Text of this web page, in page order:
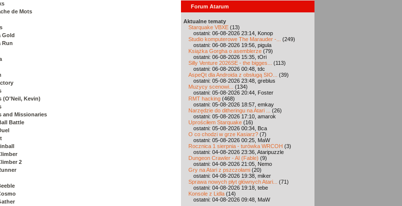
de Mots
Gold
Run
(O'Neil, Kevin)
and Missionaries
Battle
2
Forum Atarum
Aktualne tematy
Starquake VBXE (13)
ostatni: 06-08-2026 23:14, Konop
Studio komputerowe The Marauder -...
(249)
ostatni: 06-08-2026 19:56, pigula
Książka Gorgha o asemblerze (79)
ostatni: 06-08-2026 15:35, tOri
Silly Venture 2026SE - the bigges...
(113)
ostatni: 06-08-2026 00:48, tdc
AspeQt dla Androida z obsługą SIO...
(39)
ostatni: 05-08-2026 23:48, greblus
Muzycy scenowi...
(134)
ostatni: 05-08-2026 20:44, Foster
RMT hacking (468)
ostatni: 05-08-2026 18:57, emkay
Narzędzie do ditheringu na Atari ...
(26)
ostatni: 05-08-2026 17:10, amarok
Uprościłem Starquake (16)
ostatni: 05-08-2026 00:34, Bca
O co chodzi w grze Kasiarz? (7)
ostatni: 05-08-2026 00:25, MaW
Rocznica 1 sierpnia - turówka WRCOH (3)
ostatni: 04-08-2026 23:36, Ataripuzzle
Dungeon Crawler - AI (Fable) (9)
ostatni: 04-08-2026 21:05, Nemo
Gry na Atari z pszczołami (20)
ostatni: 04-08-2026 19:38, miker
Sprawa nowych płyt głównych Atari...
(71)
ostatni: 04-08-2026 19:18, tebe
Konsole z Lidla (14)
ostatni: 04-08-2026 09:48, MaW